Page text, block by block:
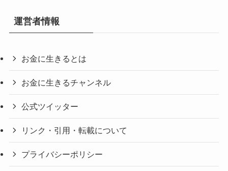
運営者情報
お金に生きるとは
お金に生きるチャンネル
公式ツイッター
リンク・引用・転載について
プライバシーポリシー